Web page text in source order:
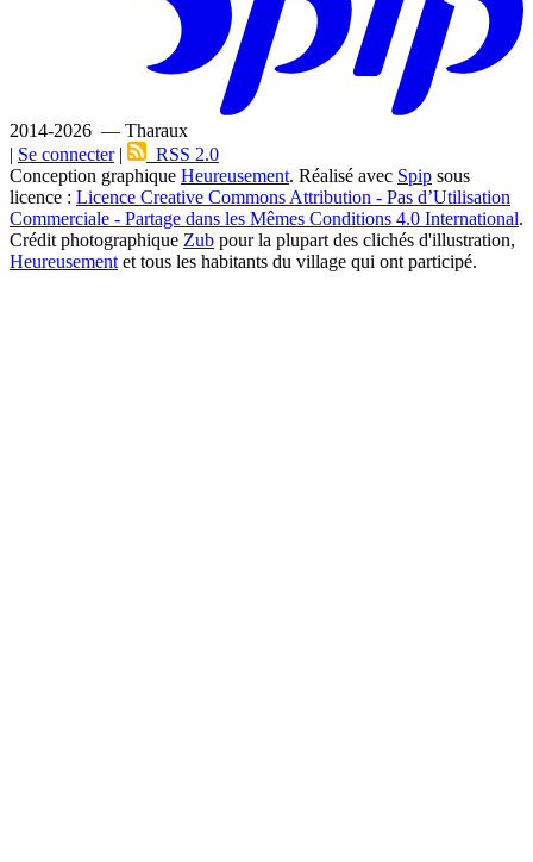
2014-2026 — Tharaux
| Se connecter|
RSS 2.0
Conception graphique Heureusement. Réalisé avec Spip sous
licence : Licence Creative Commons Attribution - Pas d’Utilisation
Commerciale - Partage dans les Mêmes Conditions 4.0 International.
Crédit photographique Zub pour la plupart des clichés d'illustration,
Heureusement et tous les habitants du village qui ont participé.